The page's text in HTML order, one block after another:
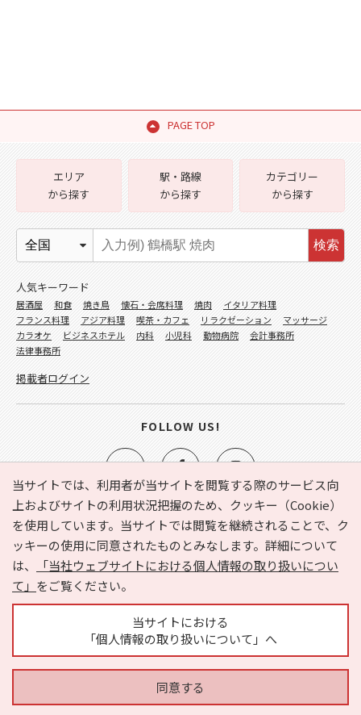
PAGE TOP
当サイトでは、利用者が当サイトを閲覧する際のサービス向
上およびサイトの利用状況把握のため、クッキー（Cookie）
を使用しています。当サイトでは閲覧を継続されることで、ク
ッキーの使用に同意されたものとみなします。詳細について
は、
「当社ウェブサイトにおける個人情報の取り扱いについ
て」 をご覧ください。
当サイトにおける
「個人情報の取り扱いについて」へ
同意する
e-NAVITA（イーナビタ）とは？ お気に入り
ヘルプ
利用規約
個人情報の取り扱いについて
運営会社
サイトマップ
広告掲載に関するお問い合わせ
エリア
から探す
駅・路線
から探す
カテゴリー
から探す
検索
人気キーワード
居酒屋 和食 焼き鳥 懐石・会席料理 焼肉
イタリア料理
フランス料理
アジア料理 喫茶・カフェ リラクゼーション
マッサージ
カラオケ
ビジネスホテル 内科 小児科 動物病院
会計事務所
法律事務所
掲載者ログイン
FOLLOW US!
Copyright © HYOJITO.Co.,Ltd. All Rights Reserved.